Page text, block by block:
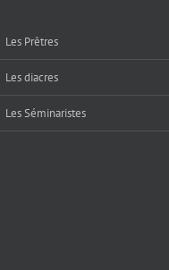
Les Prêtres
Les diacres
Les Séminaristes